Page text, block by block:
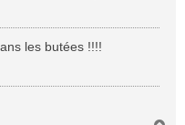
les butées !!!!